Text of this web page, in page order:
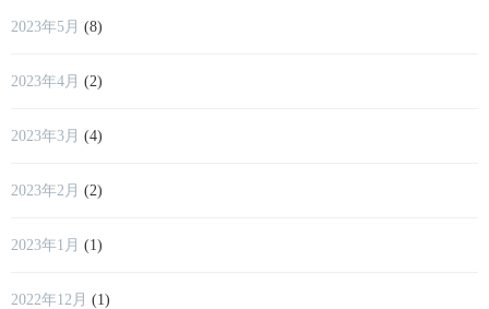
2023年5月 (8)
2023年4月 (2)
2023年3月 (4)
2023年2月 (2)
2023年1月 (1)
2022年12月 (1)